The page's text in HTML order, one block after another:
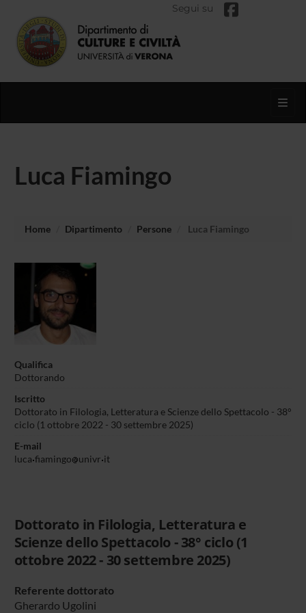
Segui su
Luca Fiamingo
Home Dipartimento Persone Luca Fiamingo
Qualifica
Dottorando
Iscritto
Dottorato in Filologia, Letteratura e Scienze dello Spettacolo - 38°
ciclo (1 ottobre 2022 - 30 settembre 2025)
E-mail
luca fiamingo univr it
Dottorato in Filologia, Letteratura e
Scienze dello Spettacolo - 38° ciclo (1
ottobre 2022 - 30 settembre 2025)
Referente dottorato
Gherardo Ugolini